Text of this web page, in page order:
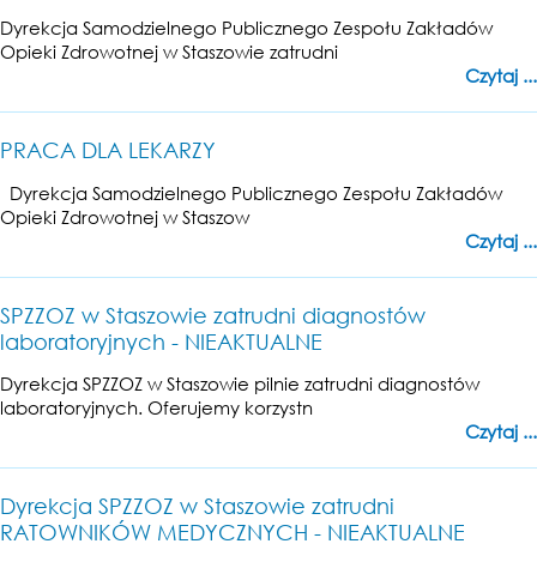
Dyrekcja Samodzielnego Publicznego Zespołu Zakładów
Opieki Zdrowotnej w Staszowie zatrudni
Czytaj ...
PRACA DLA LEKARZY
Dyrekcja Samodzielnego Publicznego Zespołu Zakładów
Opieki Zdrowotnej w Staszow
Czytaj ...
SPZZOZ w Staszowie zatrudni diagnostów
laboratoryjnych - NIEAKTUALNE
Dyrekcja SPZZOZ w Staszowie pilnie zatrudni diagnostów
laboratoryjnych. Oferujemy korzystn
Czytaj ...
Dyrekcja SPZZOZ w Staszowie zatrudni
RATOWNIKÓW MEDYCZNYCH - NIEAKTUALNE